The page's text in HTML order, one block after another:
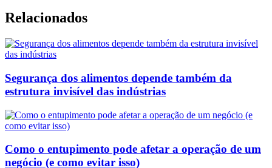
Relacionados
Segurança dos alimentos depende também da
estrutura invisível das indústrias
Como o entupimento pode afetar a operação de um
negócio (e como evitar isso)